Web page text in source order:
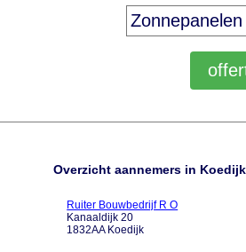
Overzicht aannemers in Koedijk
Ruiter Bouwbedrijf R O
Kanaaldijk 20
1832AA Koedijk